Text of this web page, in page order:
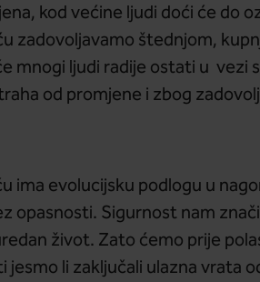
kod većine ljudi doći će do
zadovoljavamo štednjom,
mnogi ljudi radije ostati u vezi
od promjene i zbog
ima evolucijsku podlogu u
opasnosti. Sigurnost nam
život. Zato ćemo prije
li zaključali ulazna vrata